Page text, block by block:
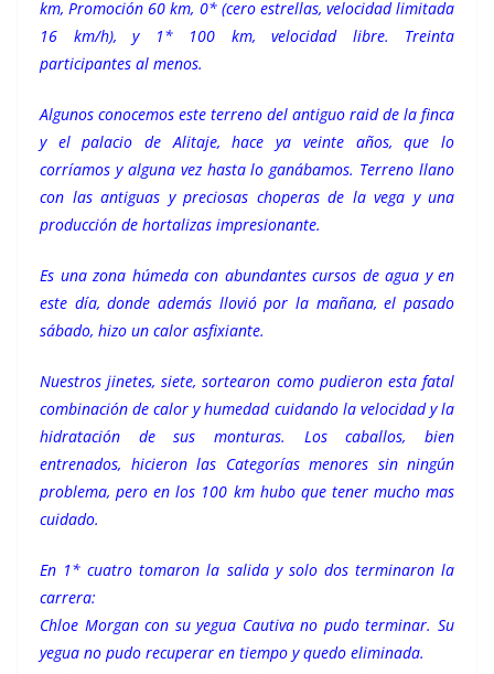
km, Promoción 60 km, 0* (cero estrellas, velocidad limitada
16 km/h), y 1* 100 km, velocidad libre. Treinta
participantes al menos.
Algunos conocemos este terreno del antiguo raid de la finca
y el palacio de Alitaje, hace ya veinte años, que lo
corríamos y alguna vez hasta lo ganábamos. Terreno llano
con las antiguas y preciosas choperas de la vega y una
producción de hortalizas impresionante.
Es una zona húmeda con abundantes cursos de agua y en
este día, donde además llovió por la mañana, el pasado
sábado, hizo un calor asfixiante.
Nuestros jinetes, siete, sortearon como pudieron esta fatal
combinación de calor y humedad cuidando la velocidad y la
hidratación de sus monturas. Los caballos, bien
entrenados, hicieron las Categorías menores sin ningún
problema, pero en los 100 km hubo que tener mucho mas
cuidado.
En 1* cuatro tomaron la salida y solo dos terminaron la
carrera:
Chloe Morgan con su yegua Cautiva no pudo terminar. Su
yegua no pudo recuperar en tiempo y quedo eliminada.